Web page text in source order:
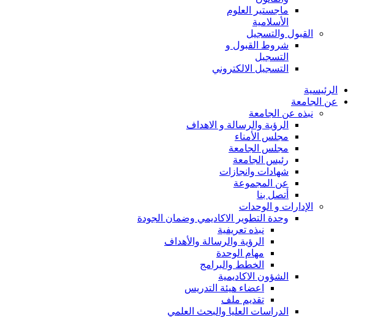
ماجستير العلوم
الأسلامية
القبول والتسجيل
شروط القبول و
التسجيل
التسجيل الالكتروني
الرئيسية
عن الجامعة
نبذه عن الجامعة
الرؤية والرسالة و الاهداف
مجلس الأمناء
مجلس الجامعة
رئيس الجامعة
شهادات وانجازات
عن المجموعة
أتصل بنا
الإدارات و الوحدات
وحدة التطوير الاكاديمي وضمان الجودة
نبذه تعريفية
الرؤية والرسالة والأهداف
مهام الوحدة
الخطط والبرامج
الشؤون الاكاديمية
اعضاء هيئة التدريس
تقديم ملف
الدراسات العليا والبحث العلمي